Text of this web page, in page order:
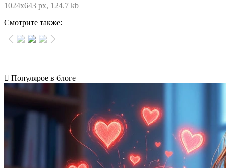
1024x643 px, 124.7 kb
Смотрите также:
Популярое в блоге